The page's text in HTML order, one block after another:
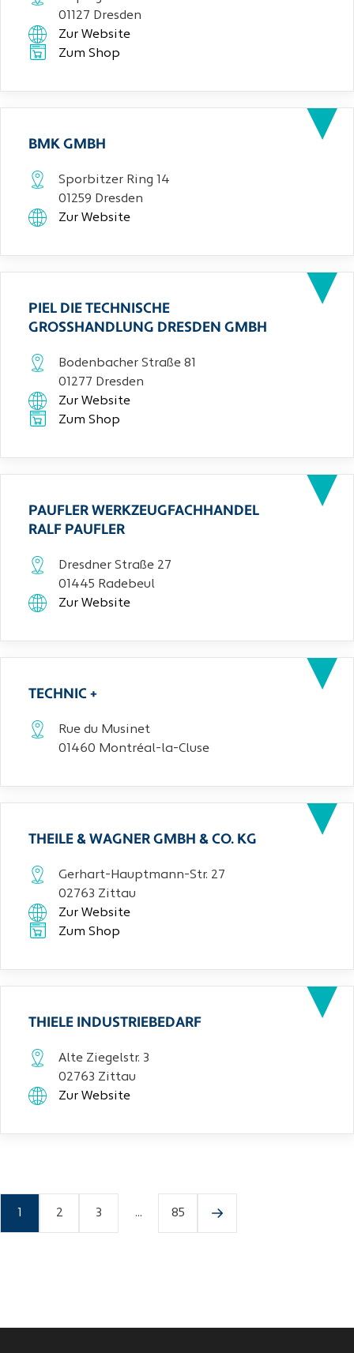
01127 Dresden
Zur Website
Zum Shop
BMK GMBH
Sporbitzer Ring 14
01259 Dresden
Zur Website
PIEL DIE TECHNISCHE
GROSSHANDLUNG DRESDEN GMBH
Bodenbacher Straße 81
01277 Dresden
Zur Website
Zum Shop
PAUFLER WERKZEUGFACHHANDEL
RALF PAUFLER
Dresdner Straße 27
01445 Radebeul
Zur Website
TECHNIC +
Rue du Musinet
01460 Montréal-la-Cluse
THEILE & WAGNER GMBH & CO. KG
Gerhart-Hauptmann-Str. 27
02763 Zittau
Zur Website
Zum Shop
THIELE INDUSTRIEBEDARF
Alte Ziegelstr. 3
02763 Zittau
Zur Website
2 3 ... 85